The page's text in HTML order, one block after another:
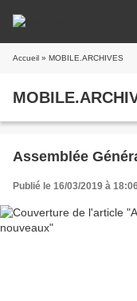
Accueil » MOBILE.ARCHIVES
Assemblée
Publié le 16/03/2019 à